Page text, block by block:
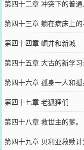
第四十二章 冲突下的普通
第四十三章 躺在病床上的
第四十四章 崛井和新城
第四十五章 大古的新学习
第四十六章 孤身一人和孤
第四十七章 老狐狸们
第四十八章 救世主的爹。
第四十九章 贝利亚救赎计